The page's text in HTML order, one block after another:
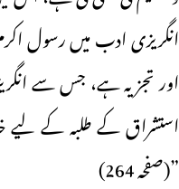
انگریزی ادب میں رسول
اور تجزیہ ہے، جس سے
استشراق کے طلبہ کے لیے
”(صفحہ 264)